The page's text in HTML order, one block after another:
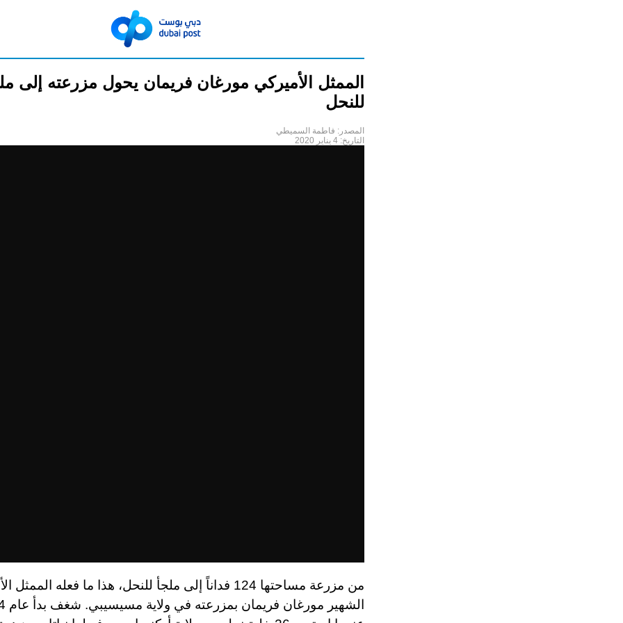
الممثل الأميركي مورغان فريمان يحول مزرعته إلى
للنحل
المصدر: فاطمة السميطي
التاريخ: 4 يناير 2020
من مزرعة مساحتها 124 فداناً إلى ملجأ للنحل، هذا ما فعله